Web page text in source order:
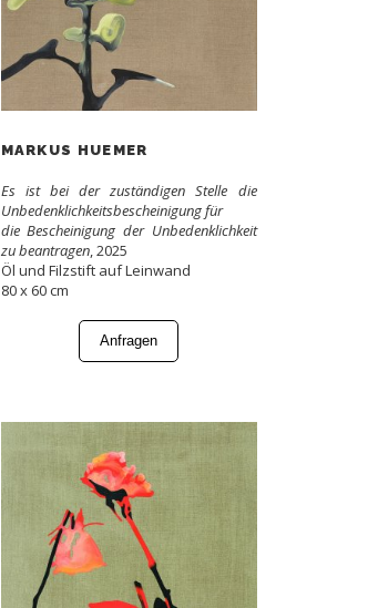
MARKUS HUEMER
Es ist bei der zuständigen Stelle die
Unbedenklichkeitsbescheinigung für
die Bescheinigung der Unbedenklichkeit
zu beantragen, 2025
Öl und Filzstift auf Leinwand
80 x 60 cm
Anfragen